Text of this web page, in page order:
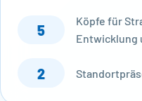
5
Köpfe für
Entwicklung
2